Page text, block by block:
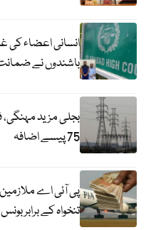
انسانی اعضاء کی
باشندوں نے
بجلی مزید
75 پیسے اضافہ
پی آئی اے
تنخواہ کے برابر